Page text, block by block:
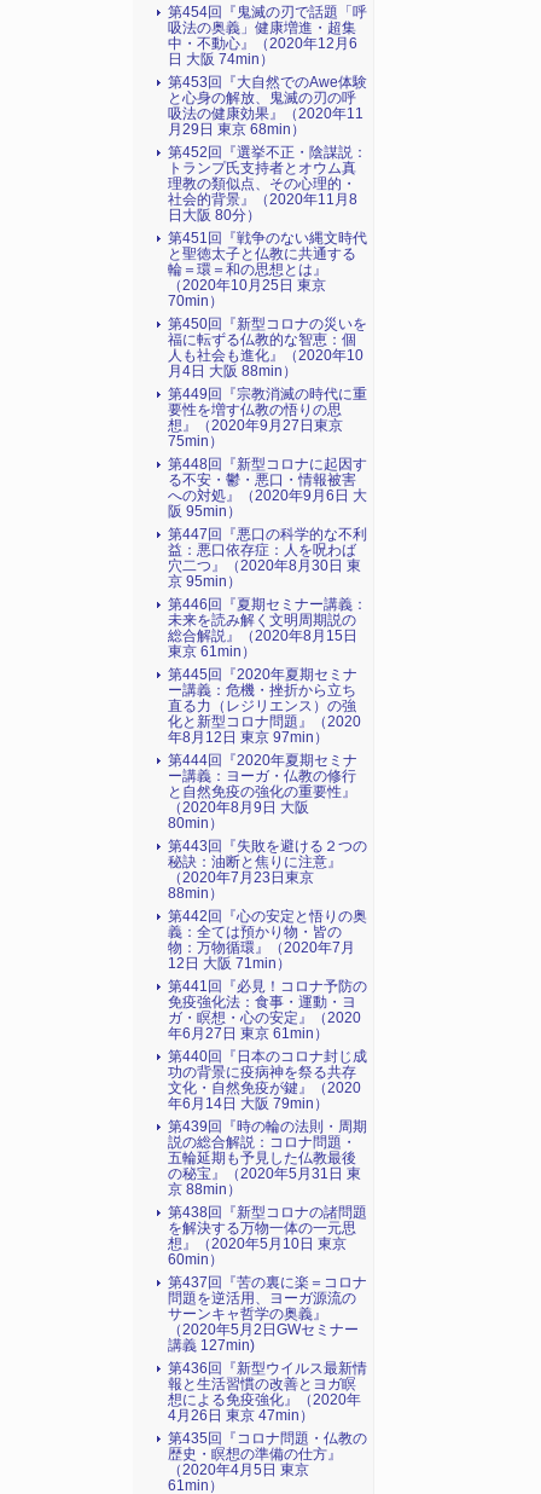
第454回『鬼滅の刃で話題「呼
吸法の奥義」健康増進・超集
中・不動心』（2020年12月6
日 大阪 74min）
第453回『大自然でのAwe体験
と心身の解放、鬼滅の刃の呼
吸法の健康効果』（2020年11
月29日 東京 68min）
第452回『選挙不正・陰謀説：
トランプ氏支持者とオウム真
理教の類似点、その心理的・
社会的背景』（2020年11月8
日大阪 80分）
第451回『戦争のない縄文時代
と聖徳太子と仏教に共通する
輪＝環＝和の思想とは』
（2020年10月25日 東京
70min）
第450回『新型コロナの災いを
福に転ずる仏教的な智恵：個
人も社会も進化』（2020年10
月4日 大阪 88min）
第449回『宗教消滅の時代に重
要性を増す仏教の悟りの思
想』（2020年9月27日東京
75min）
第448回『新型コロナに起因す
る不安・鬱・悪口・情報被害
への対処』（2020年9月6日 大
阪 95min）
第447回『悪口の科学的な不利
益：悪口依存症：人を呪わば
穴二つ』（2020年8月30日 東
京 95min）
第446回『夏期セミナー講義：
未来を読み解く文明周期説の
総合解説』（2020年8月15日
東京 61min）
第445回『2020年夏期セミナ
ー講義：危機・挫折から立ち
直る力（レジリエンス）の強
化と新型コロナ問題』（2020
年8月12日 東京 97min）
第444回『2020年夏期セミナ
ー講義：ヨーガ・仏教の修行
と自然免疫の強化の重要性』
（2020年8月9日 大阪
80min）
第443回『失敗を避ける２つの
秘訣：油断と焦りに注意』
（2020年7月23日東京
88min）
第442回『心の安定と悟りの奥
義：全ては預かり物・皆の
物：万物循環』（2020年7月
12日 大阪 71min）
第441回『必見！コロナ予防の
免疫強化法：食事・運動・ヨ
ガ・瞑想・心の安定』（2020
年6月27日 東京 61min）
第440回『日本のコロナ封じ成
功の背景に疫病神を祭る共存
文化・自然免疫が鍵』（2020
年6月14日 大阪 79min）
第439回『時の輪の法則・周期
説の総合解説：コロナ問題・
五輪延期も予見した仏教最後
の秘宝』（2020年5月31日 東
京 88min）
第438回『新型コロナの諸問題
を解決する万物一体の一元思
想』（2020年5月10日 東京
60min）
第437回『苦の裏に楽＝コロナ
問題を逆活用、ヨーガ源流の
サーンキャ哲学の奥義』
（2020年5月2日GWセミナー
講義 127min)
第436回『新型ウイルス最新情
報と生活習慣の改善とヨガ瞑
想による免疫強化』（2020年
4月26日 東京 47min）
第435回『コロナ問題・仏教の
歴史・瞑想の準備の仕方』
（2020年4月5日 東京
61min）